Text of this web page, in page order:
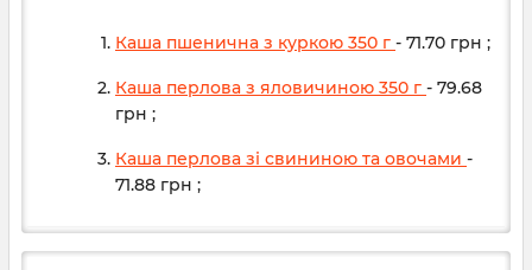
Каша пшенична з куркою 350 г - 71.70 грн ;
Каша перлова з яловичиною 350 г - 79.68
грн ;
Каша перлова зі свининою та овочами -
71.88 грн ;